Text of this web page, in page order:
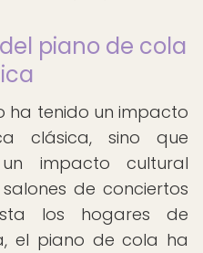
piano de cola
ha tenido un impacto
clásica, sino que
impacto cultural
de conciertos
los hogares de
el piano de cola ha